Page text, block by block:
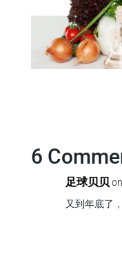
6
足球贝贝
又到年底了